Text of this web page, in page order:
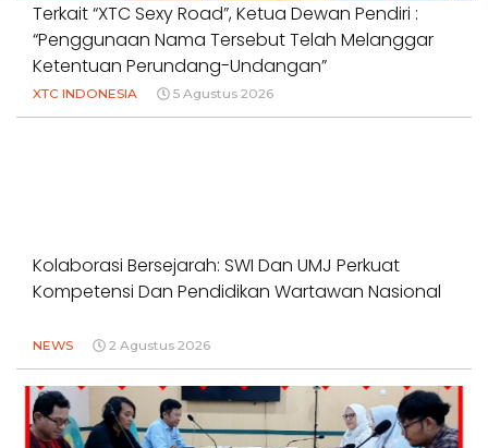
Terkait “XTC Sexy Road”, Ketua Dewan Pendiri :
“Penggunaan Nama Tersebut Telah Melanggar
Ketentuan Perundang-Undangan”
XTC INDONESIA 5 Agustus 2026
Kolaborasi Bersejarah: SWI Dan UMJ Perkuat
Kompetensi Dan Pendidikan Wartawan Nasional
NEWS 2 Agustus 2026